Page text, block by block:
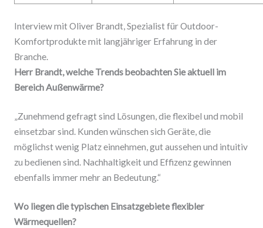
Interview mit Oliver Brandt, Spezialist für Outdoor-
Komfortprodukte mit langjähriger Erfahrung in der
Branche.
Herr Brandt, welche Trends beobachten Sie aktuell im
Bereich Außenwärme?
„Zunehmend gefragt sind Lösungen, die flexibel und mobil
einsetzbar sind. Kunden wünschen sich Geräte, die
möglichst wenig Platz einnehmen, gut aussehen und intuitiv
zu bedienen sind. Nachhaltigkeit und Effizenz gewinnen
ebenfalls immer mehr an Bedeutung.“
Wo liegen die typischen Einsatzgebiete flexibler
Wärmequellen?